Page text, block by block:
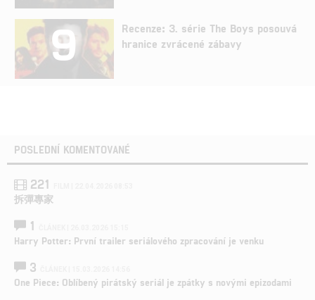
9
Recenze: 3. série The Boys posouvá
hranice zvrácené zábavy
POSLEDNÍ KOMENTOVANÉ
221
拆彈專家
1
Harry Potter: První trailer seriálového zpracování je venku
3
One Piece: Oblíbený pirátský seriál je zpátky s novými epizodami